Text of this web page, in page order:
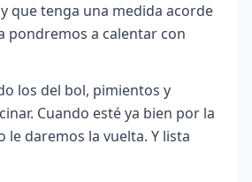
que tenga una medida acorde
pondremos a calentar con
los del bol, pimientos y
Cuando esté ya bien por la
le daremos la vuelta. Y lista